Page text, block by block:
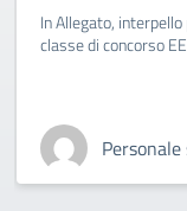
In Allegato,
classe di concorso